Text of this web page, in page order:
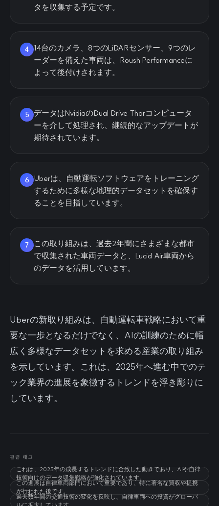
タを収集する予定です。
4 14台のカメラ、8つのLiDARセンサー、9つのレ
ーダーを備えた車両は、Roush Performanceに
よって後付けされます。
5
データはNvidiaのDual Drive Thorコンピュータ
ーを介して処理され、継続的なアップデートが
期待されています。
6
Uberは、自動運転ソフトウェアをトレーニング
するために多様な地理的データセットを確保す
ることを目指しています。
7
この取り組みは、過去2年間にさまざまな都市
で収集された車両データと、Lucid Air車両から
のデータを活用しています。
Uberの新取り組みは、自動運転車戦略において重
要な一歩となるだけでなく、AIの訓練のために幅
広く多様なデータセットを求める産業の取り組み
を示しています。これは、2025年へ進む中でのテ
ック業界の進展を象徴するトレンドを浮き彫りに
しています。
관련 태그
これは、2025年の成長するトレンドに合致した動きであり、AIや自律
技術向けのデータ収集戦略が強化されています。
この進展は自律車両部門において重要であり、特に著名な買収や提携
が行われた後です。
過去数年間の交通技術の変化を反映し、自律車両への投資がグローバ